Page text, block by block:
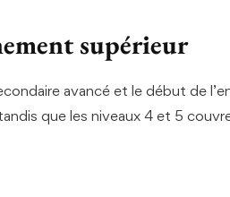
supérieur
avancé et le début de
que les niveaux 4 et 5